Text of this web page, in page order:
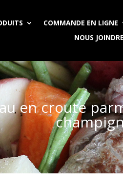
COMMANDE EN LIGNE
NOUS JOINDRE
en croute